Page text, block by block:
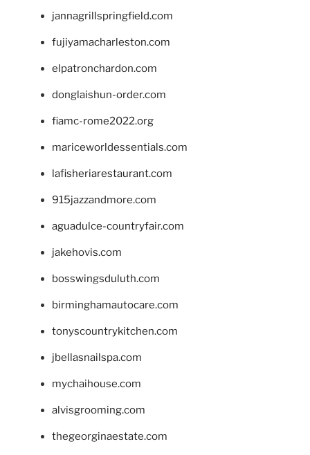
jannagrillspringfield.com
fujiyamacharleston.com
elpatronchardon.com
donglaishun-order.com
fiamc-rome2022.org
mariceworldessentials.com
lafisheriarestaurant.com
915jazzandmore.com
aguadulce-countryfair.com
jakehovis.com
bosswingsduluth.com
birminghamautocare.com
tonyscountrykitchen.com
jbellasnailspa.com
mychaihouse.com
alvisgrooming.com
thegeorginaestate.com